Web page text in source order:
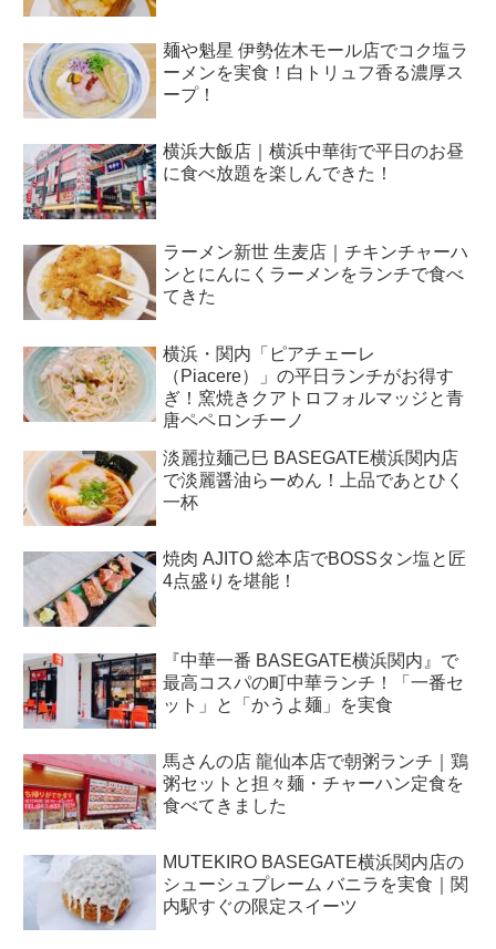
麺や魁星 伊勢佐木モール店でコク塩ラ
ーメンを実食！白トリュフ香る濃厚ス
ープ！
横浜大飯店｜横浜中華街で平日のお昼
に食べ放題を楽しんできた！
ラーメン新世 生麦店｜チキンチャーハ
ンとにんにくラーメンをランチで食べ
てきた
横浜・関内「ピアチェーレ
（Piacere）」の平日ランチがお得す
ぎ！窯焼きクアトロフォルマッジと青
唐ペペロンチーノ
淡麗拉麺己巳 BASEGATE横浜関内店
で淡麗醤油らーめん！上品であとひく
一杯
焼肉 AJITO 総本店でBOSSタン塩と匠
4点盛りを堪能！
『中華一番 BASEGATE横浜関内』で
最高コスパの町中華ランチ！「一番セ
ット」と「かうよ麺」を実食
馬さんの店 龍仙本店で朝粥ランチ｜鶏
粥セットと担々麺・チャーハン定食を
食べてきました
MUTEKIRO BASEGATE横浜関内店の
シューシュプレーム バニラを実食｜関
内駅すぐの限定スイーツ